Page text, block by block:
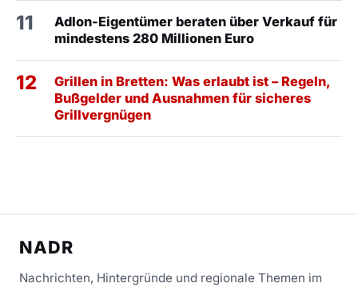
11
Adlon-Eigentümer beraten über Verkauf für
mindestens 280 Millionen Euro
12
Grillen in Bretten: Was erlaubt ist – Regeln,
Bußgelder und Ausnahmen für sicheres
Grillvergnügen
NADR
Nachrichten, Hintergründe und regionale Themen im